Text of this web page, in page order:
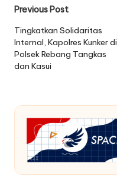
Post
navigation
Previous Post
Tingkatkan Solidaritas
Internal, Kapolres Kunker di
Polsek Rebang Tangkas
dan Kasui